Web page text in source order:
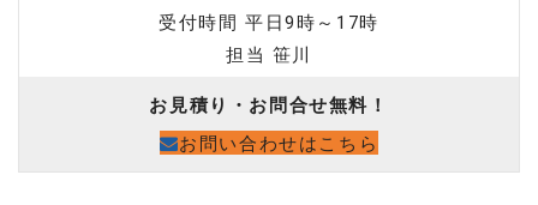
受付時間 平日9時～17時
担当 笹川
お見積り・お問合せ無料！
お問い合わせはこちら